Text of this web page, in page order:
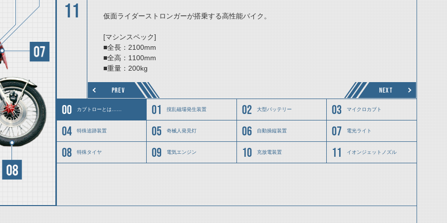
11 仮面ライダーストロンガーが搭乗する高性能バイク。
[マシンスペック]
■全長：2100mm
■全高：1100mm
■重量：200kg
■最高出力：1200馬力
PREV NEXT
カブトローとは…… 撹乱磁場発生装置 大型バッテリー マイクロカブト
特殊追跡装置 奇械人発見灯 自動操縦装置 電光ライト
特殊タイヤ 電気エンジン 充放電装置 イオンジェットノズル